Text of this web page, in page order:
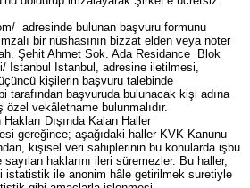
adresinde bulunan başvuru formunu
bir nüshasının bizzat elden veya noter
Şehit Ahmet Sok. Ada Residance Blok
İstanbul İstanbul, adresine iletilmesi,
kişilerin başvuru talebinde
tarafından başvuruda bulunacak kişi adına
vekâletname bulunmalıdır.
Dışında Kalan Haller
gereğince; aşağıdaki haller KVK Kanunu
kişisel veri sahiplerinin bu konularda işbu
sayılan haklarını ileri süremezler. Bu haller,
ile anonim hâle getirilmek suretiyle